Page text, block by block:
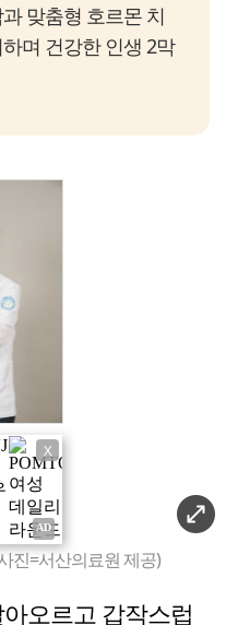
맞춤형 호르몬 치
며 건강한 인생 2막
X
진=서산의료원 제공)
오르고 갑작스럽